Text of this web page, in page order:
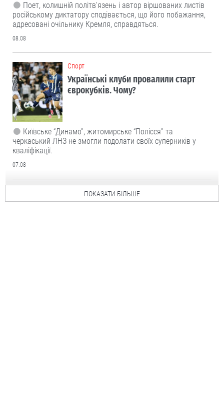
Поет, колишній політв'язень і автор віршованих листів
російському диктатору сподівається, що його побажання,
адресовані очільнику Кремля, справдяться.
08.08
Cпорт
Українські клуби провалили старт
єврокубків. Чому?
Київське “Динамо”, житомирське “Полісся” та
черкаський ЛНЗ не змогли подолати своїх суперників у
кваліфікації.
07.08
ПОКАЗАТИ БІЛЬШЕ